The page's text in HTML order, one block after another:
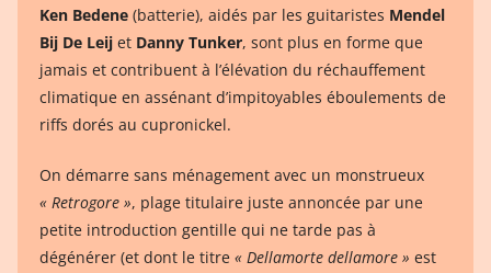
Ken Bedene (batterie), aidés par les guitaristes Mendel
Bij De Leij et Danny Tunker, sont plus en forme que
jamais et contribuent à l’élévation du réchauffement
climatique en assénant d’impitoyables éboulements de
riffs dorés au cupronickel.
On démarre sans ménagement avec un monstrueux
« Retrogore », plage titulaire juste annoncée par une
petite introduction gentille qui ne tarde pas à
dégénérer (et dont le titre « Dellamorte dellamore » est